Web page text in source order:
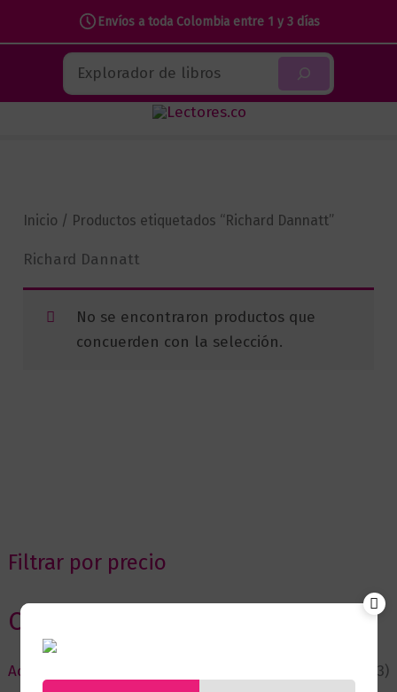
Envíos a toda Colombia entre 1 y 3 días
contenido
Buscar
Filtrar por precio
Categorias
Actualidad
(53)
Inicio / Productos etiquetados “Richard Dannatt”
Richard Dannatt
No se encontraron productos que
concuerden con la selección.